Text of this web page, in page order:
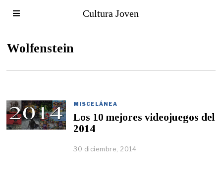
Cultura Joven
Wolfenstein
MISCELÁNEA
Los 10 mejores videojuegos del
2014
30 diciembre, 2014